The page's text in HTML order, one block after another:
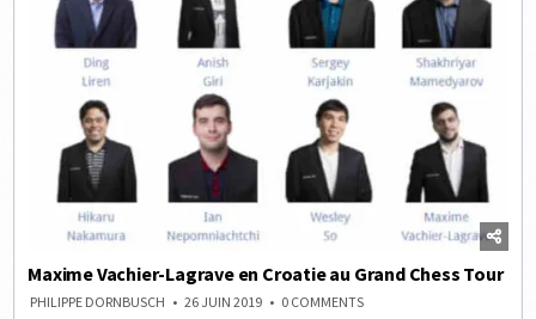
Maxime Vachier-Lagrave en Croatie au Grand Chess Tour
PHILIPPE DORNBUSCH 26 JUIN 2019 0 COMMENTSON